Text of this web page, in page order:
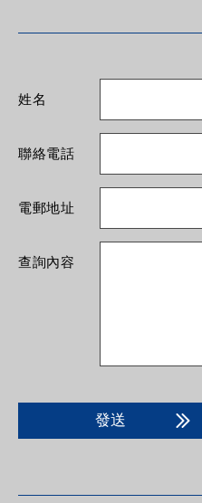
姓名
聯絡電話
電郵地址
查詢內容
發送